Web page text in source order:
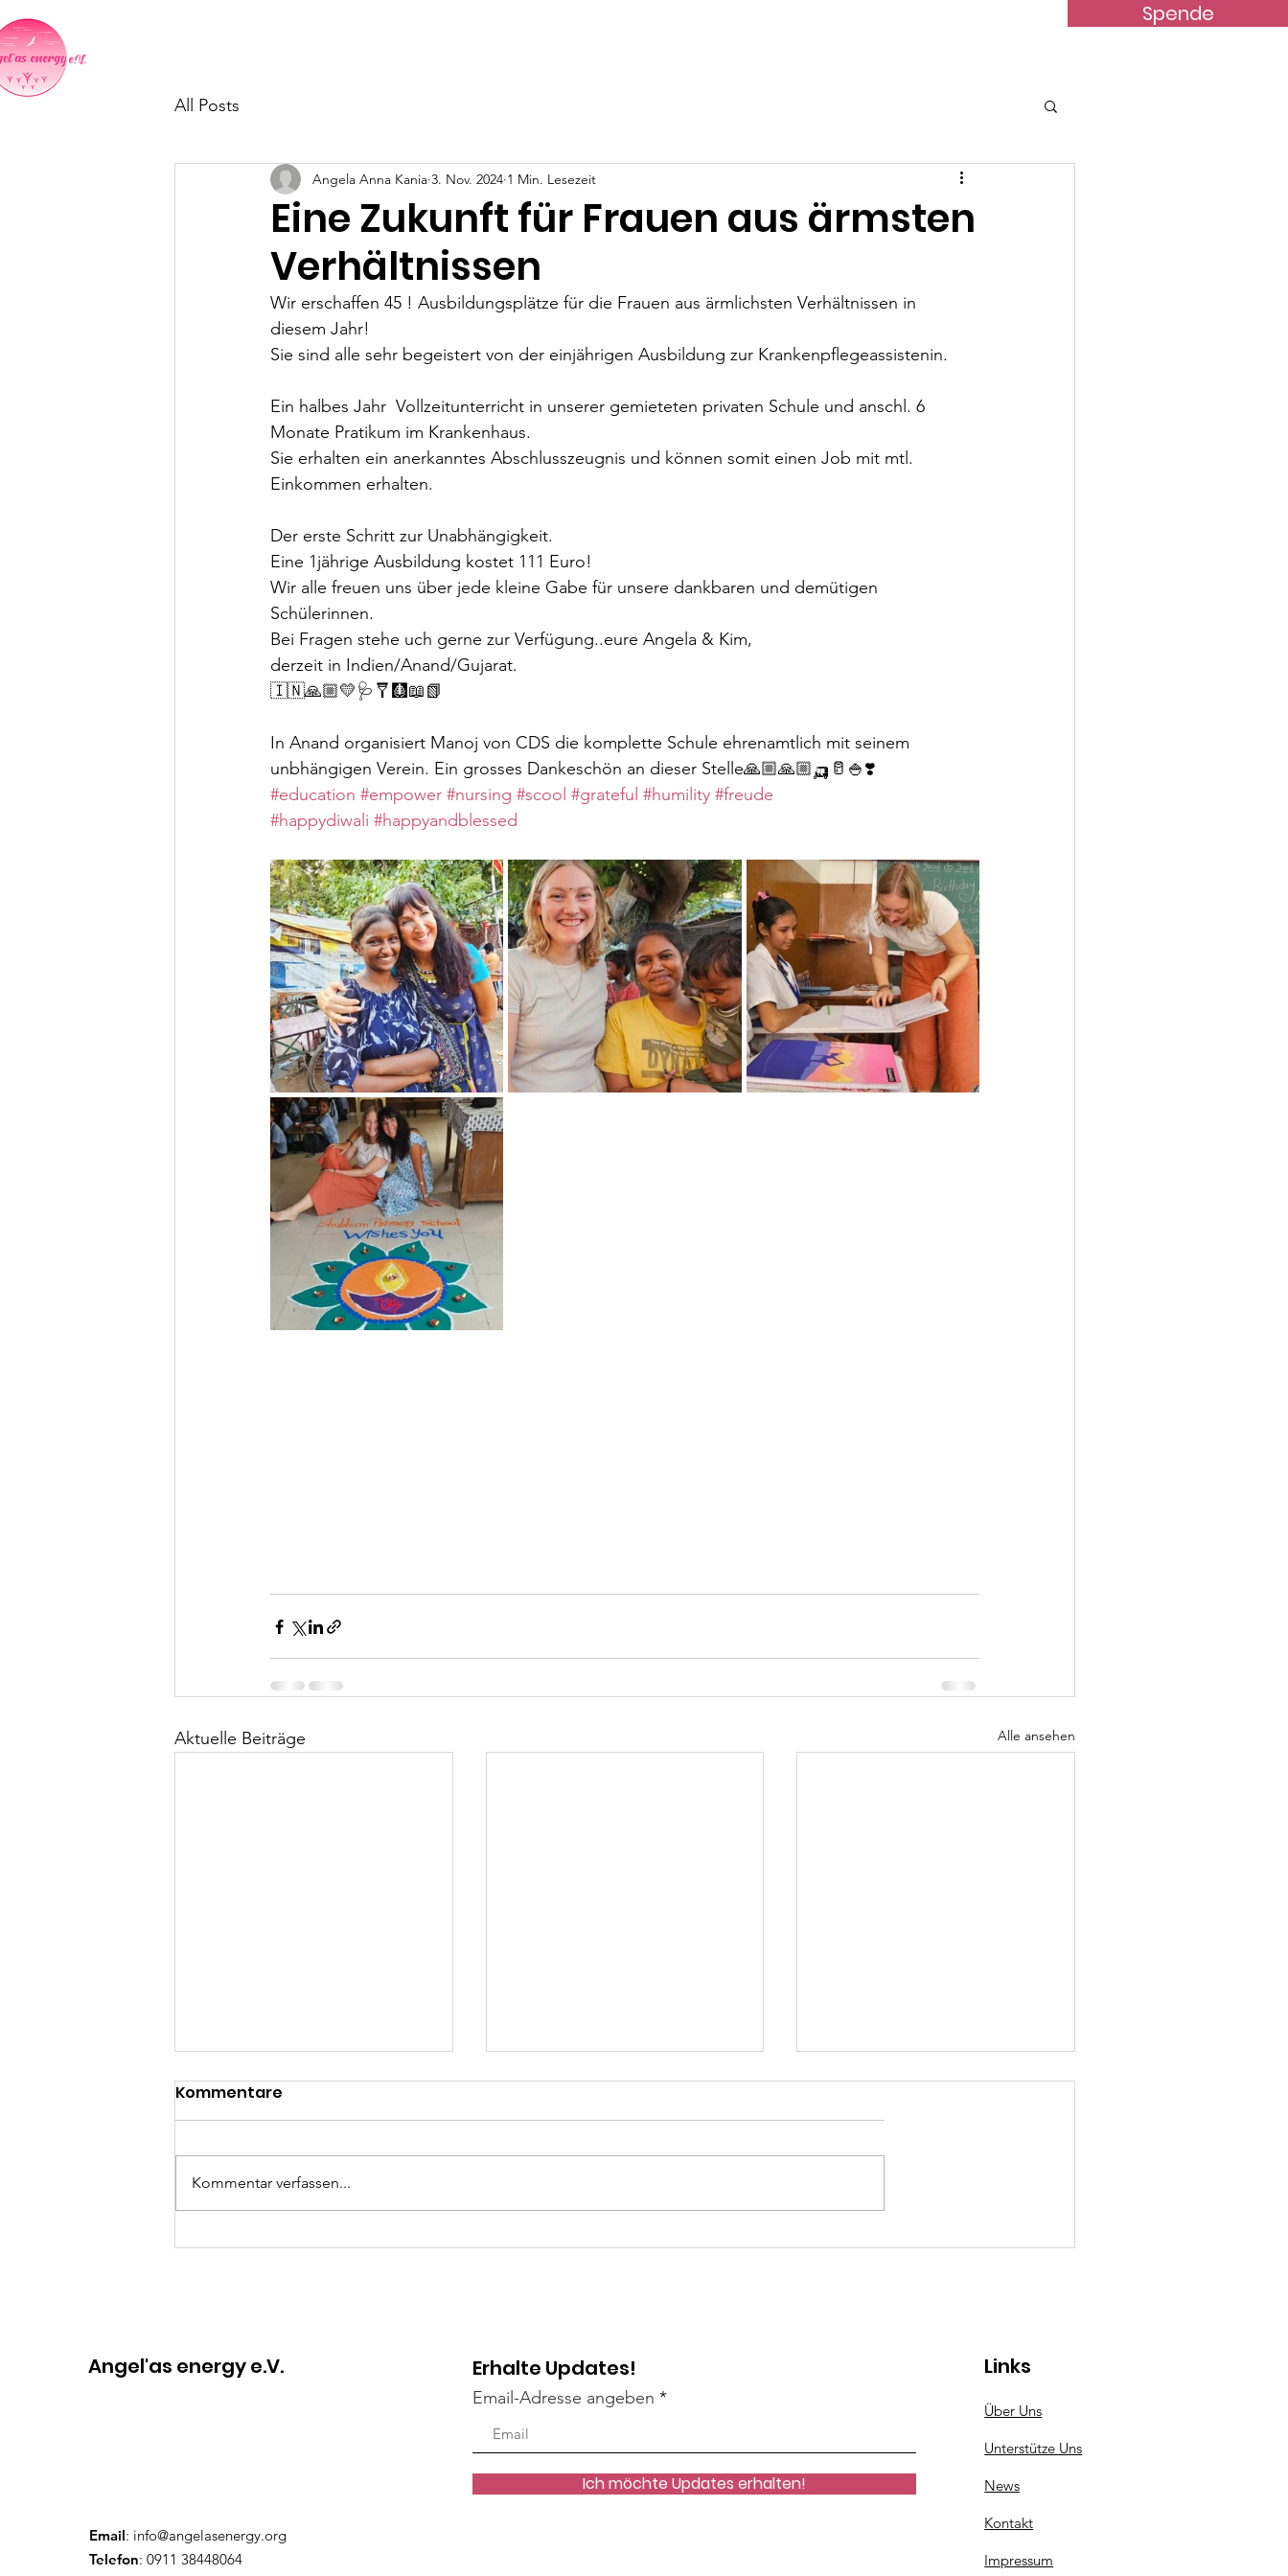
Spende
Kontakt
All Posts
Eine Zukunft für Frauen aus ärmsten
Verhältnissen
Angela Anna Kania 3. Nov. 2024 1 Min. Lesezeit
Wir erschaffen 45 ! Ausbildungsplätze für die Frauen aus ärmlichsten Verhältnissen in
diesem Jahr!
Sie sind alle sehr begeistert von der einjährigen Ausbildung zur Krankenpflegeassistenin.
Ein halbes Jahr  Vollzeitunterricht in unserer gemieteten privaten Schule und anschl. 6
Monate Pratikum im Krankenhaus.
Sie erhalten ein anerkanntes Abschlusszeugnis und können somit einen Job mit mtl.
Einkommen erhalten.
Der erste Schritt zur Unabhängigkeit.
Eine 1jährige Ausbildung kostet 111 Euro!
Wir alle freuen uns über jede kleine Gabe für unsere dankbaren und demütigen
Schülerinnen.
Bei Fragen stehe uch gerne zur Verfügung..eure Angela & Kim,
derzeit in Indien/Anand/Gujarat.
🇮🇳🙏🏼💛🩺🩼🩻📖📗
In Anand organisiert Manoj von CDS die komplette Schule ehrenamtlich mit seinem
unbhängigen Verein. Ein grosses Dankeschön an dieser Stelle🙏🏼🙏🏼🛺🥛🍚❣️
#education #empower #nursing #scool #grateful #humility #freude
#happydiwali #happyandblessed
Aktuelle Beiträge Alle ansehen
Indien hautnah erleben
Fluch oder Segen?
Schenke dir eine
Kommentare
Kommentar verfassen...
Angel'as energy e.V.
Email: info@angelasenergy.org
Telefon: 0911 38448064
Erhalte Updates!
Email-Adresse angeben
Ich möchte Updates erhalten!
Links
Über Uns
Unterstütze Uns
News
Kontakt
Impressum